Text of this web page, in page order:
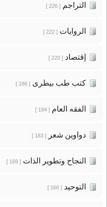
التراجم[ 226 ]
الروايات[ 222 ]
إقتصاد[ 220 ]
كتب طب بيطرى[ 186 ]
الفقه العام[ 184 ]
دواوين شعر[ 183 ]
النجاح وتطوير الذات[ 169 ]
التوحيد[ 166 ]